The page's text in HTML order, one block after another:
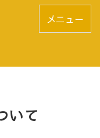
メニュー
いて